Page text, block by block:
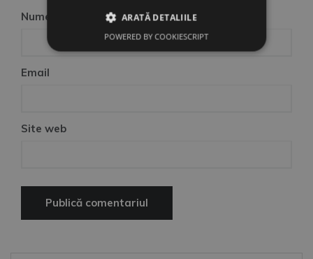
Nume
Email
Site web
ARATĂ DETALIILE
POWERED BY COOKIESCRIPT